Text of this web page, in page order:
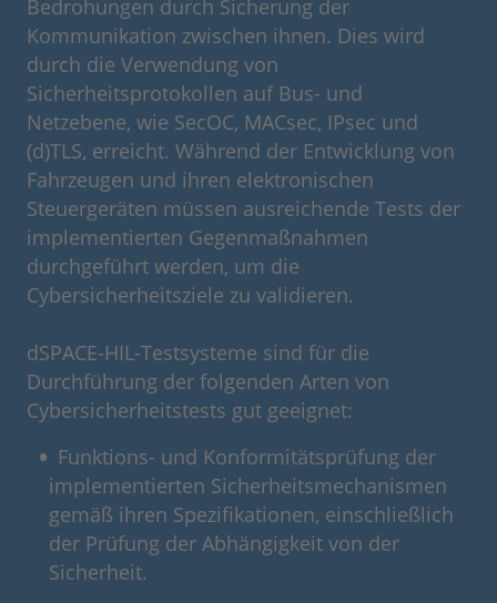
Bedrohungen durch Sicherung der
Kommunikation zwischen ihnen. Dies wird
durch die Verwendung von
Sicherheitsprotokollen auf Bus- und
Netzebene, wie SecOC, MACsec, IPsec und
(d)TLS, erreicht. Während der Entwicklung von
Fahrzeugen und ihren elektronischen
Steuergeräten müssen ausreichende Tests der
implementierten Gegenmaßnahmen
durchgeführt werden, um die
Cybersicherheitsziele zu validieren.
dSPACE-HIL-Testsysteme sind für die
Durchführung der folgenden Arten von
Cybersicherheitstests gut geeignet:
Funktions- und Konformitätsprüfung der
implementierten Sicherheitsmechanismen
gemäß ihren Spezifikationen, einschließlich
der Prüfung der Abhängigkeit von der
Sicherheit.